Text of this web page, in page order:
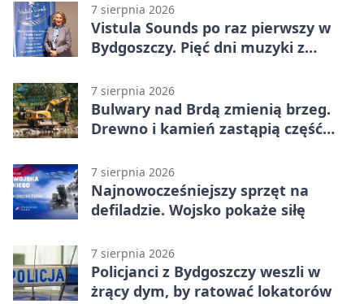
7 sierpnia 2026
Vistula Sounds po raz pierwszy w
Bydgoszczy. Pięć dni muzyki z
7 sierpnia 2026
Bulwary nad Brdą zmienią brzeg.
Drewno i kamień zastąpią część
7 sierpnia 2026
Najnowocześniejszy sprzęt na
defiladzie. Wojsko pokaże siłę
7 sierpnia 2026
Policjanci z Bydgoszczy weszli w
żrący dym, by ratować lokatorów